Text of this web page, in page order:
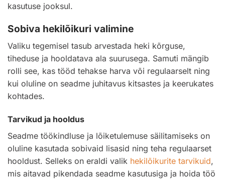
kasutuse jooksul.
Sobiva hekilõikuri valimine
Valiku tegemisel tasub arvestada heki kõrguse,
tiheduse ja hooldatava ala suurusega. Samuti mängib
rolli see, kas tööd tehakse harva või regulaarselt ning
kui oluline on seadme juhitavus kitsastes ja keerukates
kohtades.
Tarvikud ja hooldus
Seadme töökindluse ja lõiketulemuse säilitamiseks on
oluline kasutada sobivaid lisasid ning teha regulaarset
hooldust. Selleks on eraldi valik hekilõikurite tarvikuid,
mis aitavad pikendada seadme kasutusiga ja hoida töö